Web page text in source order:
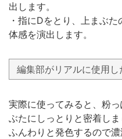
出します。
・指にDをとり、上まぶ
体感を演出します。
編集部がリアルに使用し
実際に使ってみると、粉
ぶたにしっとりと密着しま
ふんわりと発色するので